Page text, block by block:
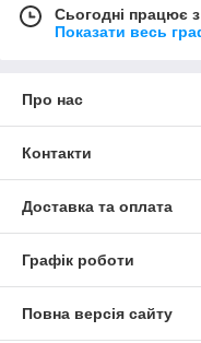
Сьогодні працює
Показати весь
Про нас
Контакти
Доставка та оплата
Графік роботи
Повна версія сайту